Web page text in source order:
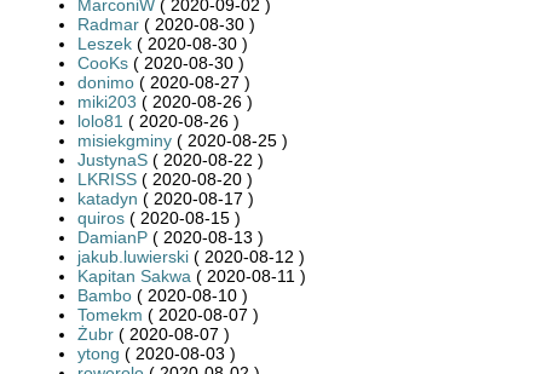
MarconiW ( 2020-09-02 )
Radmar ( 2020-08-30 )
Leszek ( 2020-08-30 )
CooKs ( 2020-08-30 )
donimo ( 2020-08-27 )
miki203 ( 2020-08-26 )
lolo81 ( 2020-08-26 )
misiekgminy ( 2020-08-25 )
JustynaS ( 2020-08-22 )
LKRISS ( 2020-08-20 )
katadyn ( 2020-08-17 )
quiros ( 2020-08-15 )
DamianP ( 2020-08-13 )
jakub.luwierski ( 2020-08-12 )
Kapitan Sakwa ( 2020-08-11 )
Bambo ( 2020-08-10 )
Tomekm ( 2020-08-07 )
Żubr ( 2020-08-07 )
ytong ( 2020-08-03 )